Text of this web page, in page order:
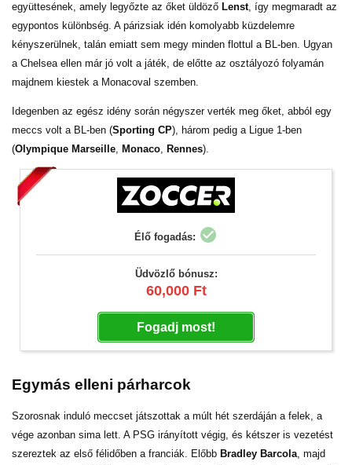
együttesének, amely legyőzte az őket üldöző Lenst, így megmaradt az
egypontos különbség. A párizsiak idén komolyabb küzdelemre
kényszerülnek, talán emiatt sem megy minden flottul a BL-ben. Ugyan
a Chelsea ellen már jó volt a játék, de előtte az osztályozó folyamán
majdnem kiestek a Monacoval szemben.
Idegenben az egész idény során négyszer verték meg őket, abból egy
meccs volt a BL-ben (Sporting CP), három pedig a Ligue 1-ben
(Olympique Marseille, Monaco, Rennes).
Élő fogadás: check_circle
Üdvözlő bónusz:
60,000 Ft
Fogadj most!
Egymás elleni párharcok
Szorosnak induló meccset játszottak a múlt hét szerdáján a felek, a
vége azonban sima lett. A PSG irányított végig, és kétszer is vezetést
szereztek az első félidőben a franciák. Előbb Bradley Barcola , majd